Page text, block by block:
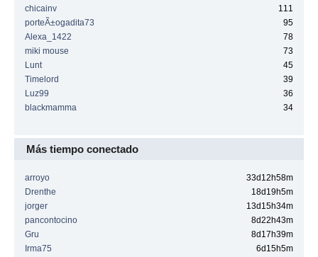
chicainv
111
porteÃ±ogadita73
95
Alexa_1422
78
miki mouse
73
Lunt
45
Timelord
39
Luz99
36
blackmamma
34
Más tiempo conectado
arroyo
33d12h58m
Drenthe
18d19h5m
jorger
13d15h34m
pancontocino
8d22h43m
Gru
8d17h39m
Irma75
6d15h5m